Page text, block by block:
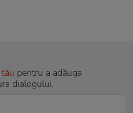
pentru a adăuga
dialogului.